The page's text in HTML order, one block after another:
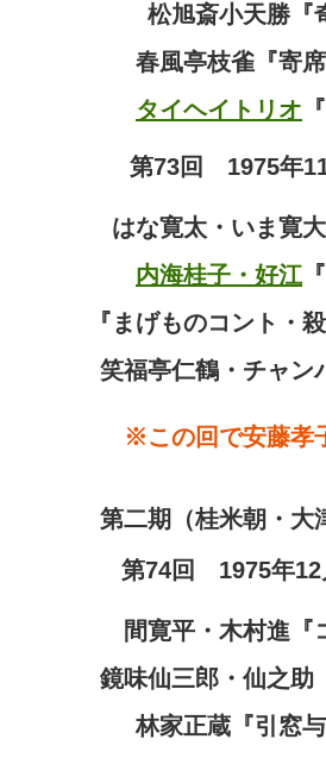
松旭斎小天勝『
春風亭枝雀『寄席
タイヘイトリオ
第73回 1975年
はな寛太・いま寛大
内海桂子・好江
『まげものコント・
笑福亭仁鶴・チャン
※この回で安藤孝
第二期（桂米朝・大
第74回 1975年
間寛平・木村進『
鏡味仙三郎・仙之助
林家正蔵『引窓与